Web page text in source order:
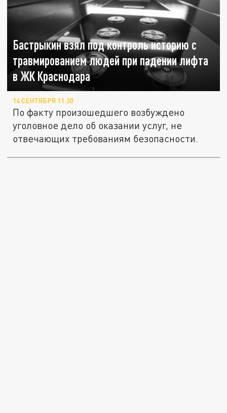
Бастрыкин взял под контроль историю с
травмированием людей при падении лифта
в ЖК Краснодара
14 СЕНТЯБРЯ 11:30
По факту произошедшего возбуждено
уголовное дело об оказании услуг, не
отвечающих требованиям безопасности.